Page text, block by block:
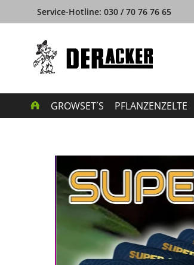
Service-Hotline: 030 / 70 76 76 65
GROWSET´S PFLANZENZELTE